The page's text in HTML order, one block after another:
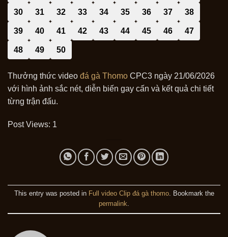
30 31 32 33 34 35 36 37 38
39 40 41 42 43 44 45 46 47
48 49 50
Thưởng thức video đá gà Thomo CPC3 ngày 21/06/2026
với hình ảnh sắc nét, diễn biến gay cấn và kết quả chi tiết
từng trận đấu.
Post Views: 1
This entry was posted in Full video Clip đá gà thomo. Bookmark the
permalink